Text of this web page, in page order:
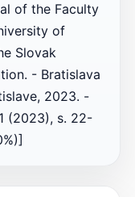
of the Faculty
of
Slovak
- Bratislava
2023. -
(2023), s. 22-